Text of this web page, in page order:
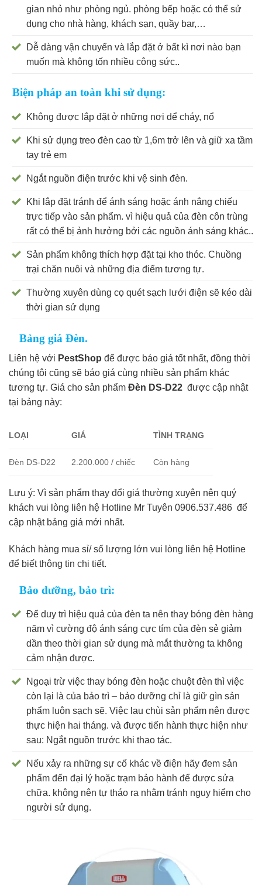
gian nhỏ như phòng ngủ. phòng bếp hoặc có thể sử
dụng cho nhà hàng, khách sạn, quầy bar,…
Dễ dàng vận chuyển và lắp đặt ở bất kì nơi nào bạn
muốn mà không tốn nhiều công sức..
Biện pháp an toàn khi sử dụng:
Không được lắp đặt ở những nơi dể cháy, nổ
Khi sử dụng treo đèn cao từ 1,6m trở lên và giữ xa tầm
tay trẻ em
Ngắt nguồn điện trước khi vệ sinh đèn.
Khi lắp đặt tránh để ánh sáng hoặc ánh nắng chiếu
trực tiếp vào sản phẩm. vì hiệu quả của đèn côn trùng
rất có thể bị ảnh hưởng bởi các nguồn ánh sáng khác..
Sản phẩm không thích hợp đặt tại kho thóc. Chuồng
trại chăn nuôi và những địa điểm tương tự.
Thường xuyên dùng cọ quét sạch lưới điện sẽ kéo dài
thời gian sử dụng
Bảng giá Đèn.
Liên hệ với PestShop để được báo giá tốt nhất, đồng thời
chúng tôi cũng sẽ báo giá cùng nhiều sản phẩm khác
tương tự. Giá cho sản phẩm Đèn DS-D22 được cập nhật
tại bảng này:
LOẠI GIÁ TÌNH TRẠNG
Đèn DS-D22 2.200.000 / chiếc Còn hàng
Lưu ý: Vì sản phẩm thay đổi giá thường xuyên nên quý
khách vui lòng liên hệ Hotline Mr Tuyên 0906.537.486 để
cập nhật bảng giá mới nhất.
Khách hàng mua sỉ/ số lượng lớn vui lòng liên hệ Hotline
để biết thông tin chi tiết.
Bảo dưỡng, bảo trì:
Để duy trì hiệu quả của đèn ta nên thay bóng đèn hàng
năm vì cường độ ánh sáng cực tím của đèn sẻ giảm
dần theo thời gian sử dụng mà mắt thường ta không
cảm nhận được.
Ngoại trừ việc thay bóng đèn hoặc chuột đèn thì việc
còn lại là của bảo trì – bảo dưỡng chỉ là giữ gìn sản
phẩm luôn sạch sẽ. Việc lau chùi sản phẩm nên được
thực hiện hai tháng. và được tiến hành thực hiện như
sau: Ngắt nguồn trước khi thao tác.
Nếu xảy ra những sự cố khác về điện hãy đem sản
phẩm đến đại lý hoặc trạm bảo hành để được sửa
chữa. không nên tự tháo ra nhằm tránh nguy hiểm cho
người sử dụng.